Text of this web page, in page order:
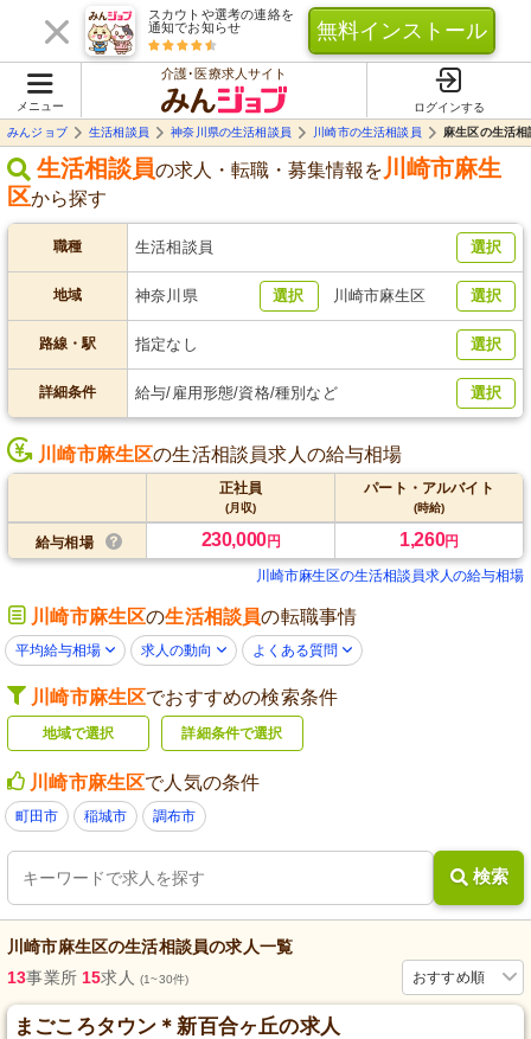
スカウトや選考の連絡を
通知でお知らせ
無料インストール
メニュー
介護･医療求人サイト
ログインする
みんジョブ
生活相談員 神奈川県の生活相談員 川崎市の生活相談員 麻生区の生活相
生活相談員の求人・転職・募集情報を 川崎市麻生
区から探す
職種 生活相談員 選択
地域 神奈川県 選択 川崎市麻生区 選択
路線・駅 指定なし 選択
詳細条件 給与/雇用形態/資格/種別など 選択
川崎市麻生区の生活相談員求人の給与相場
正社員
(月収)
パート・アルバイト
(時給)
給与相場 230,000円 1,260円
川崎市麻生区の生活相談員求人の給与相場
川崎市麻生区の生活相談員の転職事情
平均給与相場 求人の動向 よくある質問
川崎市麻生区でおすすめの検索条件
地域で選択 詳細条件で選択
川崎市麻生区で人気の条件
町田市 稲城市 調布市
検索
川崎市麻生区の生活相談員の求人一覧
おすすめ順
13事業所 15求人 (1~30件)
まごころタウン＊新百合ヶ丘の求人